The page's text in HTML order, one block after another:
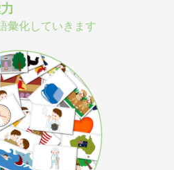
彙化していきます